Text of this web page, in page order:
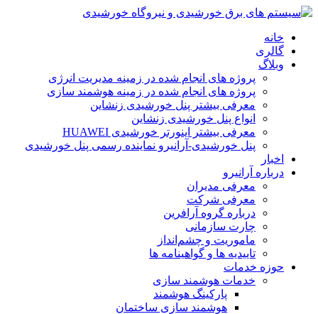
خانه
گالری
وبلاگ
پروژه های انجام شده در زمینه مدیریت انرژی
پروژه های انجام شده در زمینه هوشمند سازی
معرفی بیشتر پنل خورشیدی زنشاین
انواع پنل خورشیدی زنشاین
معرفی بیشتر اینورتر خورشیدی HUAWEI
پنل خورشیدی-آرانیرو نماینده رسمی پنل خورشیدی
اخبار
درباره آرانیرو
معرفی مدیران
معرفی شرکت
درباره گروه آرافرین
چارت سازمانی
ماموریت و چشم‌انداز
تاییدیه ها و گواهینامه ها
حوزه خدمات
خدمات هوشمند سازی
پارکینگ هوشمند
هوشمند سازی ساختمان